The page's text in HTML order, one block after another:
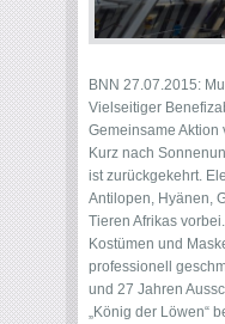
BNN 27.07.2015:
Vielseitiger
Gemeinsame
Kurz nach
ist zurückgekehrt.
Antilopen, Hyänen,
Tieren Afrikas
Kostümen und
professionell
und 27 Jahren
„König der Löwen“